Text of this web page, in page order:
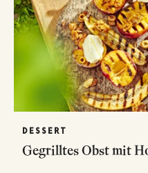
DESSERT
Gegrilltes Obst mit